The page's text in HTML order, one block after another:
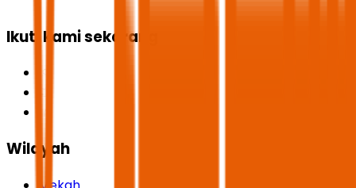
Ikuti kami sekarang
Wilayah